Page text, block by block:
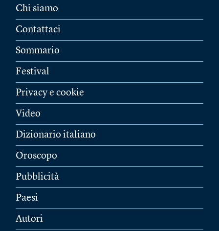
Chi siamo
Contattaci
Sommario
Festival
Privacy e cookie
Video
Dizionario italiano
Oroscopo
Pubblicità
Paesi
Autori